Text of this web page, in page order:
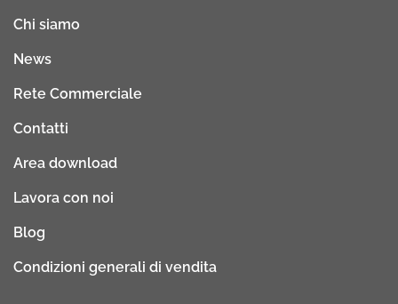
Chi siamo
News
Rete Commerciale
Contatti
Area download
Lavora con noi
Blog
Condizioni generali di vendita